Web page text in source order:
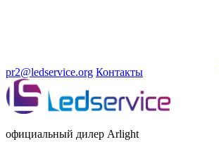
pr2@ledservice.org Контакты
официальный дилер Arlight